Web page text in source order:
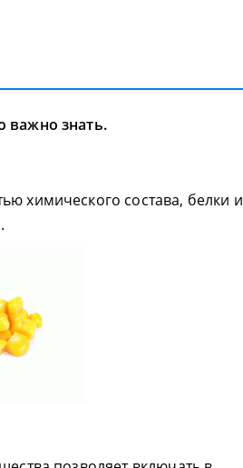
важно знать.
химического состава, белки и